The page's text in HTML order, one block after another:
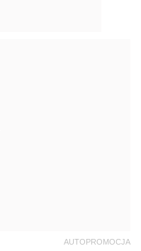
AUTOPROMOCJA